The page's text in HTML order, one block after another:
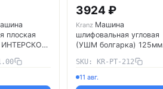
плоская
3924 ₽
Kranz Машина
шлифовальная угловая
(УШМ болгарка) 125мм
PT-212
SKU: KR-PT-212
11 авг.